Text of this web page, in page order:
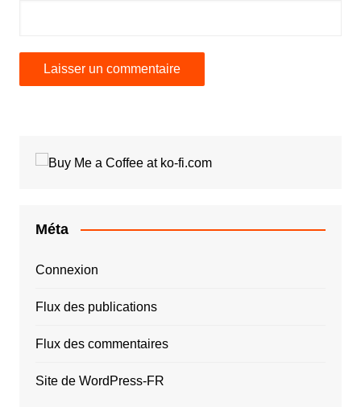
Méta
Connexion
Flux des publications
Flux des commentaires
Site de WordPress-FR